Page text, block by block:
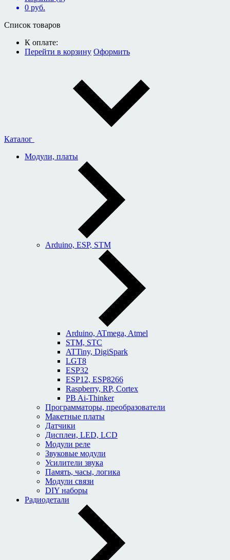
0 руб.
Список товаров
К оплате:
Перейти в корзину Оформить
Каталог
Модули, платы
Arduino, ESP, STM
Arduino, ATmega, Atmel
STM, STC
ATTiny, DigiSpark
LGT8
ESP32
ESP12, ESP8266
Raspberry, RP, Cortex
PB Ai-Thinker
Программаторы, преобразователи
Макетные платы
Датчики
Дисплеи, LED, LCD
Модули реле
Звуковые модули
Усилители звука
Память, часы, логика
Модули связи
DIY наборы
Радиодетали